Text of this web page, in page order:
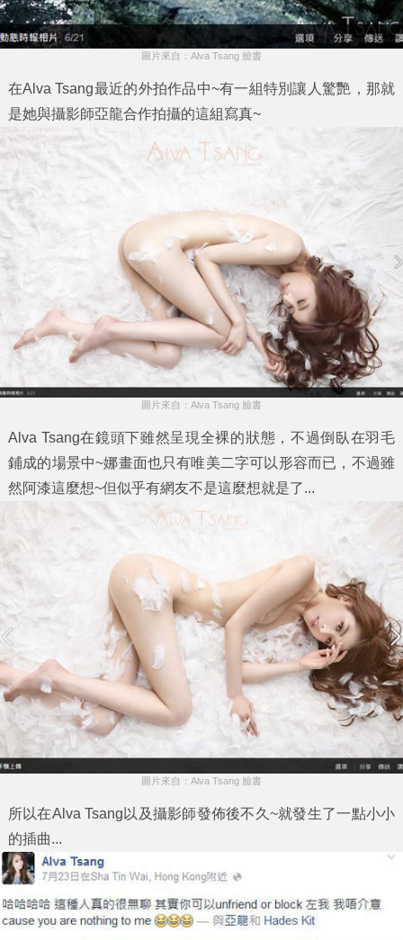
圖片來自：Alva Tsang 臉書
在Alva Tsang最近的外拍作品中~有一組特別讓人驚艷，那就
是她與攝影師亞龍合作拍攝的這組寫真~
圖片來自：Alva Tsang 臉書
Alva Tsang在鏡頭下雖然呈現全裸的狀態，不過倒臥在羽毛
鋪成的場景中~娜畫面也只有唯美二字可以形容而已，不過雖
然阿漆這麼想~但似乎有網友不是這麼想就是了...
圖片來自：Alva Tsang 臉書
所以在Alva Tsang以及攝影師發佈後不久~就發生了一點小小
的插曲...